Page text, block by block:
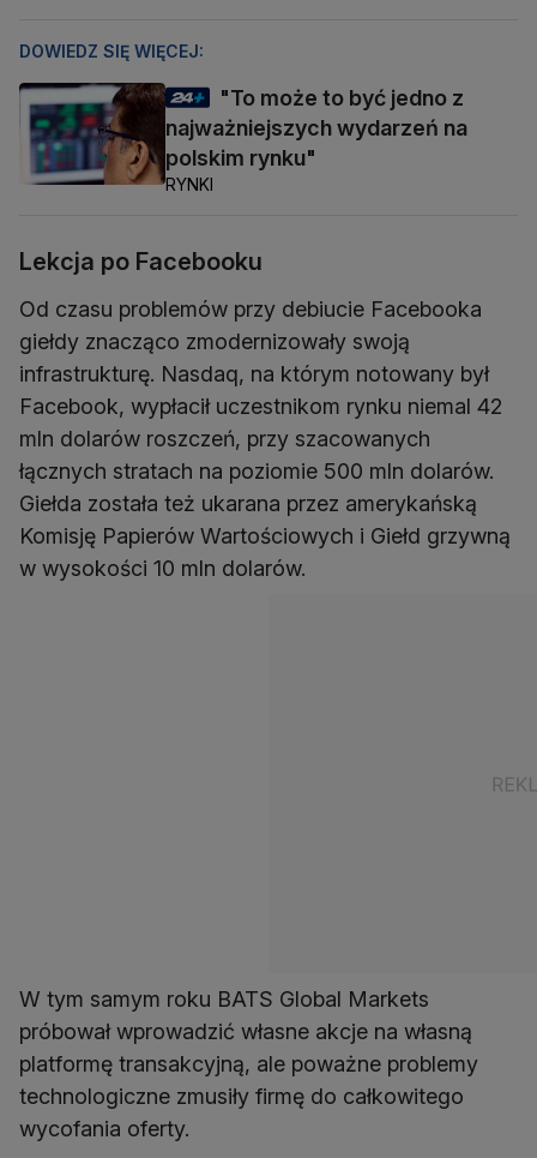
DOWIEDZ SIĘ WIĘCEJ:
"To może to być jedno z
najważniejszych wydarzeń na
polskim rynku"
RYNKI
Lekcja po Facebooku
Od czasu problemów przy debiucie Facebooka
giełdy znacząco zmodernizowały swoją
infrastrukturę. Nasdaq, na którym notowany był
Facebook, wypłacił uczestnikom rynku niemal 42
mln dolarów roszczeń, przy szacowanych
łącznych stratach na poziomie 500 mln dolarów.
Giełda została też ukarana przez amerykańską
Komisję Papierów Wartościowych i Giełd grzywną
w wysokości 10 mln dolarów.
W tym samym roku BATS Global Markets
próbował wprowadzić własne akcje na własną
platformę transakcyjną, ale poważne problemy
technologiczne zmusiły firmę do całkowitego
wycofania oferty.